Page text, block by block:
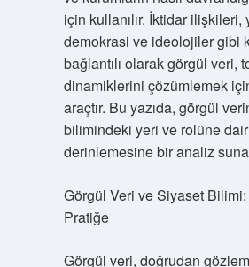
için kullanılır. İktidar ilişkileri,
demokrasi ve ideolojiler gibi
bağlantılı olarak görgül veri,
dinamiklerini çözümlemek
araçtır. Bu yazıda, görgül
bilimindeki yeri ve rolüne dair
derinlemesine bir analiz
Görgül Veri ve Siyaset
Pratiğe
Görgül veri, doğrudan